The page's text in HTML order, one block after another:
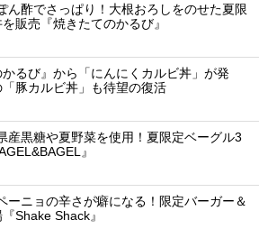
ん酢でさっぱり！大根おろしをのせた夏限
販売『焼きたてのかるび』
かるび』から「にんにくカルビ丼」が発
豚カルビ丼」も待望の復活
産黒糖や夏野菜を使用！夏限定ベーグル3
』
ーニョの辛さが癖になる！限定バーガー＆
Shake Shack』